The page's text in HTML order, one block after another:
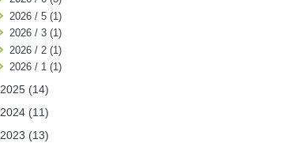
2026 / 5 (1)
2026 / 3 (1)
2026 / 2 (1)
2026 / 1 (1)
2025 (14)
2024 (11)
2023 (13)